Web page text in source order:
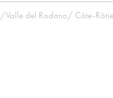
/Valle del Rodano/